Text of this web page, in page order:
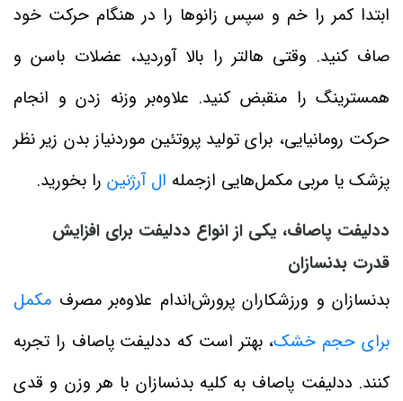
ابتدا کمر را خم و سپس زانوها را در هنگام حرکت خود
صاف کنید. وقتی هالتر را بالا آوردید، عضلات باسن و
همسترینگ را منقبض کنید. علاوه‌بر وزنه زدن و انجام
حرکت رومانیایی، برای تولید پروتئین موردنیاز بدن زیر نظر
پزشک یا مربی مکمل‌هایی ازجمله ال آرژنین را بخورید.
ددلیفت پاصاف، یکی از انواع ددلیفت برای افزایش
قدرت بدنسازان
بدنسازان و ورزشکاران پرورش‌اندام علاوه‌بر مصرف مکمل
برای حجم خشک، بهتر است که ددلیفت پاصاف را تجربه
کنند. ددلیفت پاصاف به کلیه بدنسازان با هر وزن و قدی